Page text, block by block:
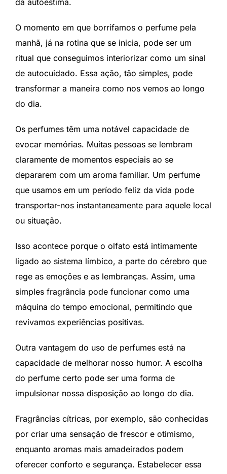
da autoestima.
O momento em que borrifamos o perfume pela
manhã, já na rotina que se inicia, pode ser um
ritual que conseguimos interiorizar como um sinal
de autocuidado. Essa ação, tão simples, pode
transformar a maneira como nos vemos ao longo
do dia.
Os perfumes têm uma notável capacidade de
evocar memórias. Muitas pessoas se lembram
claramente de momentos especiais ao se
depararem com um aroma familiar. Um perfume
que usamos em um período feliz da vida pode
transportar-nos instantaneamente para aquele local
ou situação.
Isso acontece porque o olfato está intimamente
ligado ao sistema límbico, a parte do cérebro que
rege as emoções e as lembranças. Assim, uma
simples fragrância pode funcionar como uma
máquina do tempo emocional, permitindo que
revivamos experiências positivas.
Outra vantagem do uso de perfumes está na
capacidade de melhorar nosso humor. A escolha
do perfume certo pode ser uma forma de
impulsionar nossa disposição ao longo do dia.
Fragrâncias cítricas, por exemplo, são conhecidas
por criar uma sensação de frescor e otimismo,
enquanto aromas mais amadeirados podem
oferecer conforto e segurança. Estabelecer essa